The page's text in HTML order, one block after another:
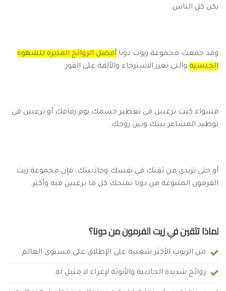
يكن كل الناس.
وقد جمعت مجموعة زيوت دونا أفضل الروائح المثيرة للشهوة
الجنسية والتي تعزز الاسترخاء والألفة على الفور.
فسواء كنت ترغبين في تعطير جسمك يوم زفافك أو ترغبين في
توطيد المشاعر بينك وبين زوجك.
أو حتى تزيدي من ثقتك في نفسك وجاذبيتك، فإن مجموعة زيت
الفرمون المتنوعة من دونا تمنحك كل ما ترغبين فيه وأكثر.
لماذا تثقين في زيت الفرمون من دونا؟
من الزيوت الأكثر شعبية على الإطلاق على مستوى العالم.
روائح شديدة الجاذبية والأنوثة لإغراء لا مثيل له.